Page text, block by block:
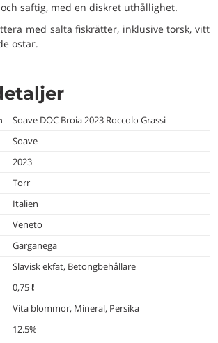
saftig, med en diskret uthållighet.
med salta fiskrätter, inklusive torsk, vitt
ostar.
Soave DOC Broia 2023 Roccolo Grassi
Soave
2023
Torr
Italien
Veneto
Garganega
Slavisk ekfat, Betongbehållare
0,75 ℓ
Vita blommor, Mineral, Persika
12.5%